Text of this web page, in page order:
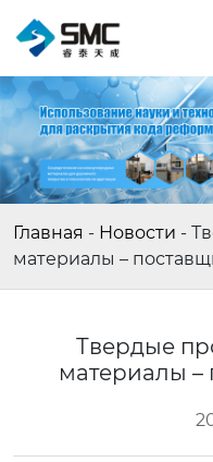
Главная - Новости -
материалы –
Твердые
материалы –